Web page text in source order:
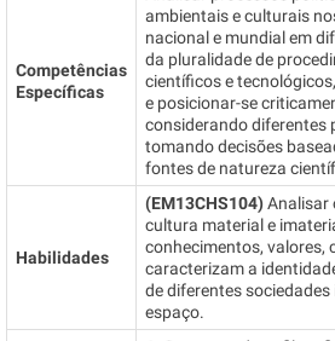
Competências
Específicas
ambientais e culturais
nacional e mundial em
da pluralidade de
científicos e
e posicionar-se
considerando diferentes
tomando decisões
fontes de natureza
Habilidades
(EM13CHS104)Analisar
cultura material e
conhecimentos, valores,
caracterizam a
de diferentes
espaço.